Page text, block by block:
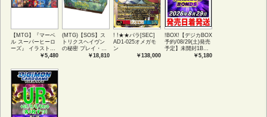
【MTG】『マーベ
ル スーパーヒーロ
ーズ』 イラストコ
レクション 54種コ
アートカード(JPN)
￥5,480
(MTG)【SOS】ス
トリクスヘイヴン
の秘密 プレイ・ブ
ースター1BOX日本
￥18,810
! !★★パラ[SEC]
AD1-025オメガモ
ン
￥138,000
!BOX!【デジカBOX
予約/08/29(土)発売
予定】未開封1BOX
￥5,180